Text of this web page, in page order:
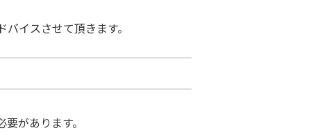
イスさせて頂きます。
があります。